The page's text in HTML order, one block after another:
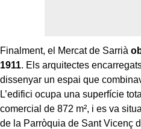
Finalment, el Mercat de Sarrià
1911. Els arquitectes
dissenyar un espai que
L’edifici ocupa una superfície
comercial de 872 m², i es va
de la Parròquia de Sant Vicenç